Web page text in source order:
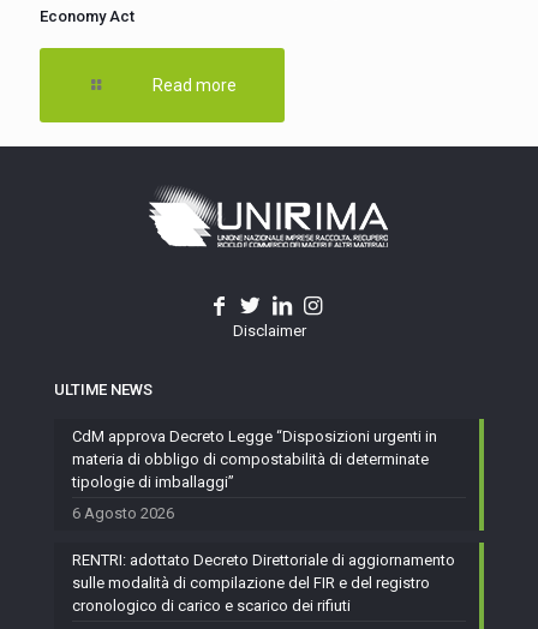
Economy Act
Read more
Disclaimer
ULTIME NEWS
CdM approva Decreto Legge “Disposizioni urgenti in
materia di obbligo di compostabilità di determinate
tipologie di imballaggi”
6 Agosto 2026
RENTRI: adottato Decreto Direttoriale di aggiornamento
sulle modalità di compilazione del FIR e del registro
cronologico di carico e scarico dei rifiuti